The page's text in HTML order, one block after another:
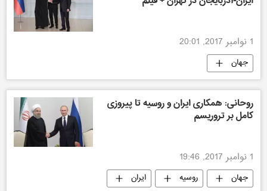
1 نوامبر 2017, 20:01
جهان
روحانی: همکاری ایران و روسیه تا پیروزی
کامل بر تروریسم
1 نوامبر 2017, 19:46
جهان روسیه ایران